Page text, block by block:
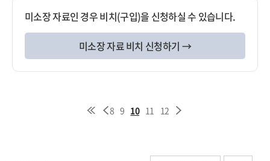
미소장 자료인 경우 비치(구입)을 신청하실 수 있습니다.
미소장 자료 비치 신청하기 →
8 9 10 11 12